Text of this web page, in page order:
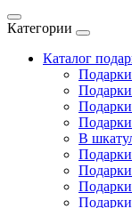
Категории
Каталог
В